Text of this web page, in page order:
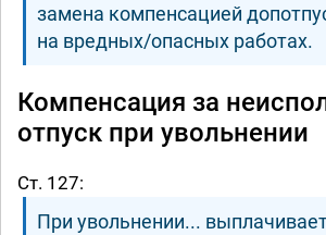
замена компенсацией
на вредных/опасных работах.
Компенсация за
отпуск при увольнении
Ст. 127:
При увольнении...